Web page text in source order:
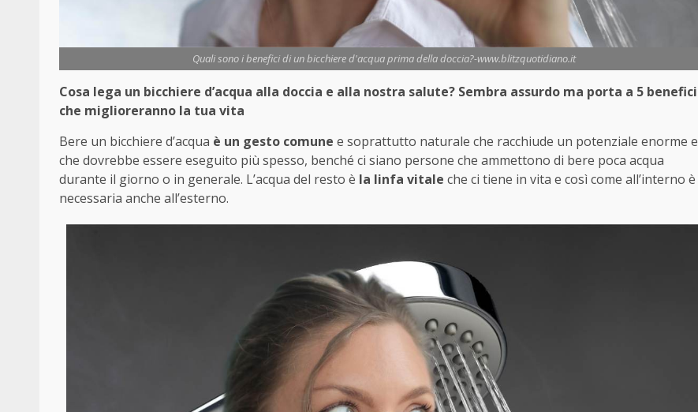
Quali sono i benefici di un bicchiere d'acqua prima della doccia?-www.blitzquotidiano.it
Cosa lega un bicchiere d’acqua alla doccia e alla nostra salute? Sembra assurdo ma porta a 5 benefici
che miglioreranno la tua vita
Bere un bicchiere d’acqua è un gesto comune e soprattutto naturale che racchiude un potenziale enorme e
che dovrebbe essere eseguito più spesso, benché ci siano persone che ammettono di bere poca acqua
durante il giorno o in generale. L’acqua del resto è la linfa vitale che ci tiene in vita e così come all’interno è
necessaria anche all’esterno.